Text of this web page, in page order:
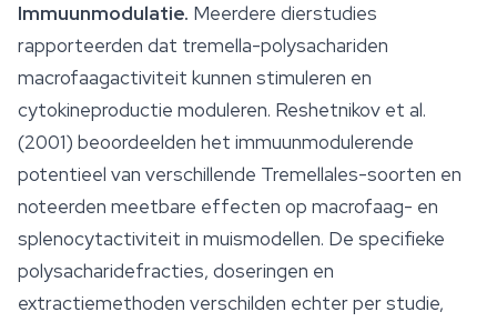
Immuunmodulatie. Meerdere dierstudies
rapporteerden dat tremella-polysachariden
macrofaagactiviteit kunnen stimuleren en
cytokineproductie moduleren. Reshetnikov et al.
(2001) beoordeelden het immuunmodulerende
potentieel van verschillende Tremellales-soorten en
noteerden meetbare effecten op macrofaag- en
splenocytactiviteit in muismodellen. De specifieke
polysacharidefracties, doseringen en
extractiemethoden verschilden echter per studie,